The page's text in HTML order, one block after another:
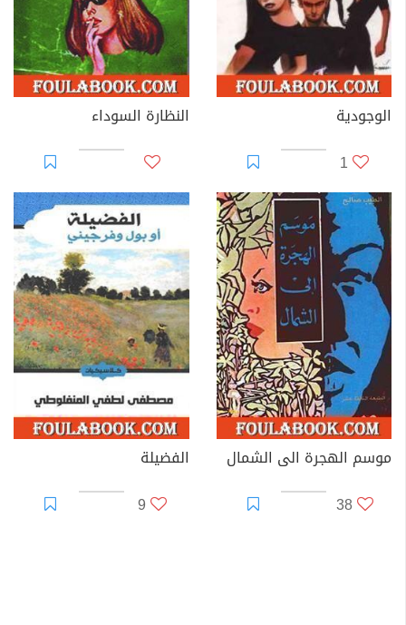
الوجودية
1
النظارة السوداء
موسم الهجرة الى الشمال
38
الفضيلة
9